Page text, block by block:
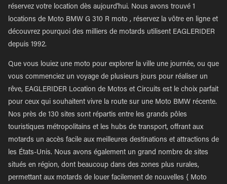
réservez votre location dès aujourd'hui. Nous avons trouvé 1
locations de Moto BMW G 310 R moto , réservez la vôtre en ligne et
découvrez pourquoi des milliers de motards utilisent EAGLERIDER
depuis 1992.
Que vous louiez une moto pour explorer la ville une journée, ou que
vous commenciez un voyage de plusieurs jours pour réaliser un
rêve, EAGLERIDER Location de Motos et Circuits est le choix parfait
pour ceux qui souhaitent vivre la route sur une Moto BMW récente.
Nos près de 130 sites sont répartis entre les grands pôles
touristiques métropolitains et les hubs de transport, offrant aux
motards un accès facile aux meilleures destinations et attractions de
les États-Unis. Nous avons également un grand nombre de sites
situés en région, dont beaucoup dans des zones plus rurales,
permettant aux motards de louer facilement de nouvelles { Moto